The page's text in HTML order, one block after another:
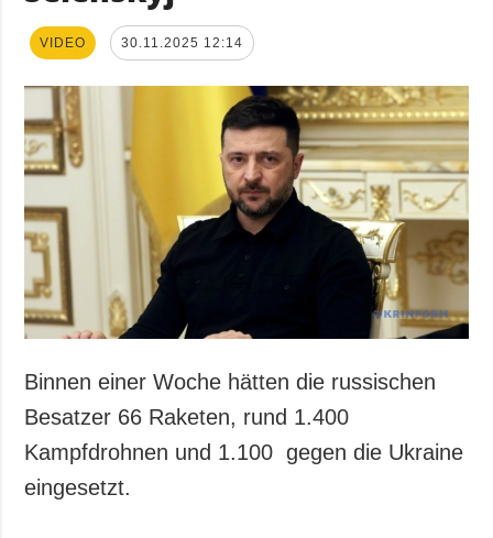
VIDEO 30.11.2025 12:14
Binnen einer Woche hätten die russischen
Besatzer 66 Raketen, rund 1.400
Kampfdrohnen und 1.100 gegen die Ukraine
eingesetzt.